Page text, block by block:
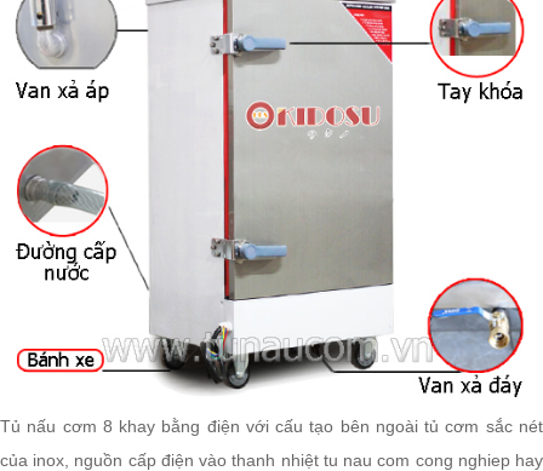
Tủ nấu cơm 8 khay bằng điện với cấu tạo bên ngoài tủ cơm sắc nét
của inox, nguồn cấp điện vào thanh nhiệt tu nau com cong nghiep hay